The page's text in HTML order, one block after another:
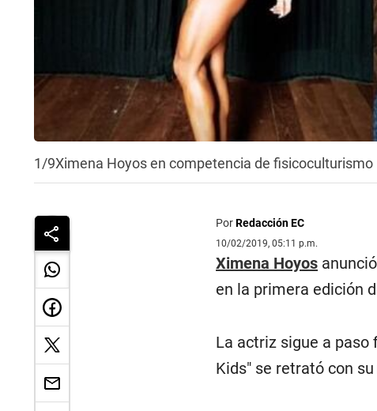
1/9Ximena Hoyos en competencia de fisicoculturismo
PorRedacción EC
10/02/2019, 05:11 p.m.
Ximena Hoyos
en la primera edición
La actriz sigue a paso
Kids" se retrató con